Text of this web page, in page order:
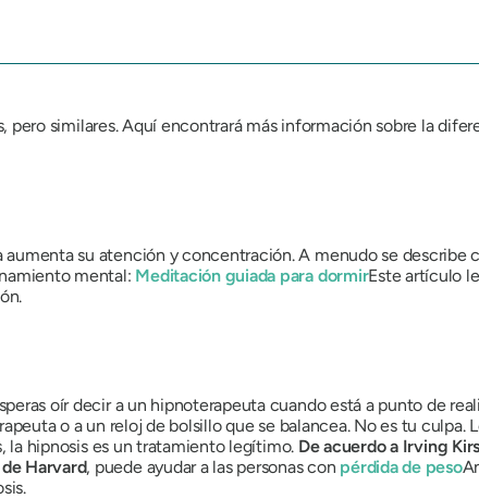
pero similares. Aquí encontrará más información sobre la
aumenta su atención y concentración. A menudo se describe
mental: Meditación guiada para dormirEste artículo
oír decir a un hipnoterapeuta cuando está a punto de
o a un reloj de bolsillo que se balancea. No es tu culpa.
la hipnosis es un tratamiento legítimo. De acuerdo a Irving
Harvard, puede ayudar a las personas con pérdida de peso